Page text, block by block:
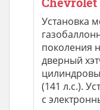
Установка
поколения
дверный
(141 л.с.).
с